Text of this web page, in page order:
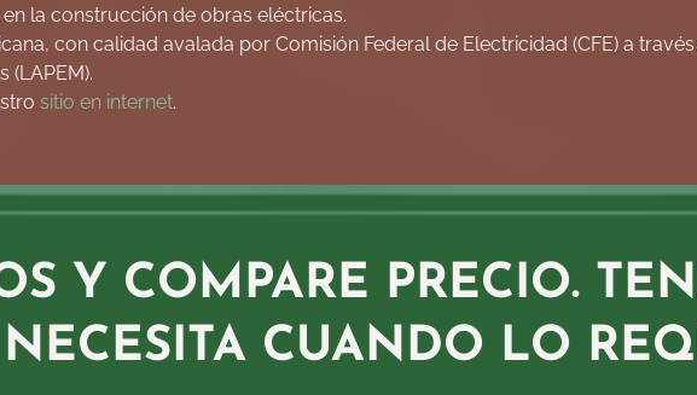
la construcción de obras eléctricas.
con calidad avalada por Comisión Federal de Electricidad (CFE) a
(LAPEM).
sitio en internet.
Y COMPARE PRECIO.
CUANDO LO